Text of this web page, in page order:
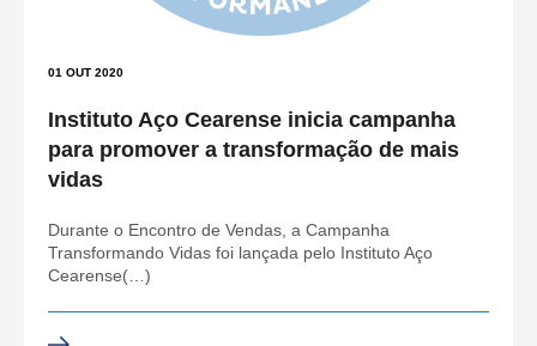
01 OUT 2020
Instituto Aço Cearense inicia campanha
para promover a transformação de mais
vidas
Durante o Encontro de Vendas, a Campanha
Transformando Vidas foi lançada pelo Instituto Aço
Cearense(…)